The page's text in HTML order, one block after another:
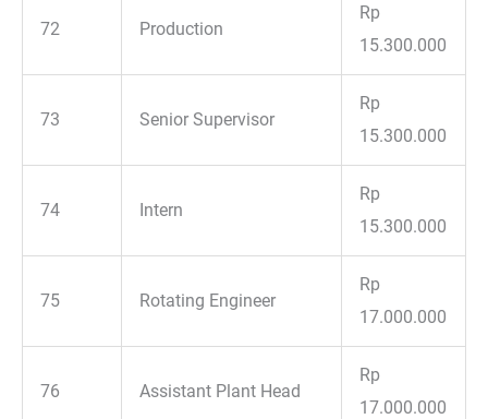
72 Production
Rp
15.300.000
73 Senior Supervisor
Rp
15.300.000
74 Intern
Rp
15.300.000
75 Rotating Engineer
Rp
17.000.000
76 Assistant Plant Head
Rp
17.000.000